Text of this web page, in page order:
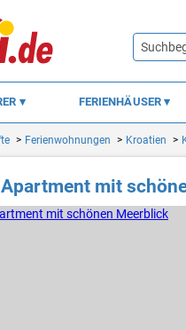
FERIENHÄUSER
Ferienwohnungen Kroatien
mit